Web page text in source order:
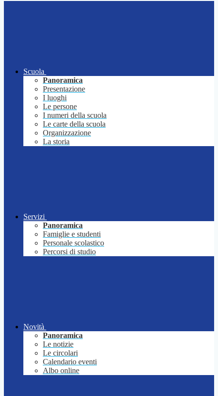
Scuola
Panoramica
Presentazione
I luoghi
Le persone
I numeri della scuola
Le carte della scuola
Organizzazione
La storia
Servizi
Panoramica
Famiglie e studenti
Personale scolastico
Percorsi di studio
Novità
Panoramica
Le notizie
Le circolari
Calendario eventi
Albo online